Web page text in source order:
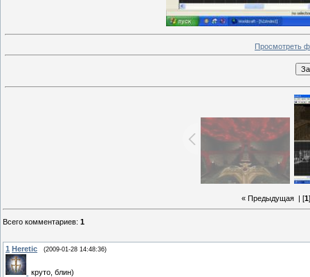
Просмотреть
« Предыдущая| [1
Всего комментариев: 1
1 Heretic (2009-01-28 14:48:36)
круто, блин)